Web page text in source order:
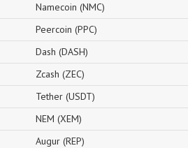
Namecoin (NMC)
Peercoin (PPC)
Dash (DASH)
Zcash (ZEC)
Tether (USDT)
NEM (XEM)
Augur (REP)